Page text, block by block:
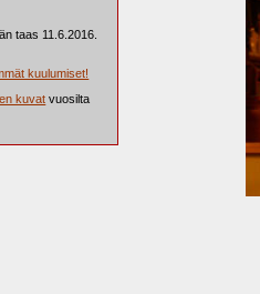
taas 11.6.2016.
kuulumiset!
kuvat vuosilta